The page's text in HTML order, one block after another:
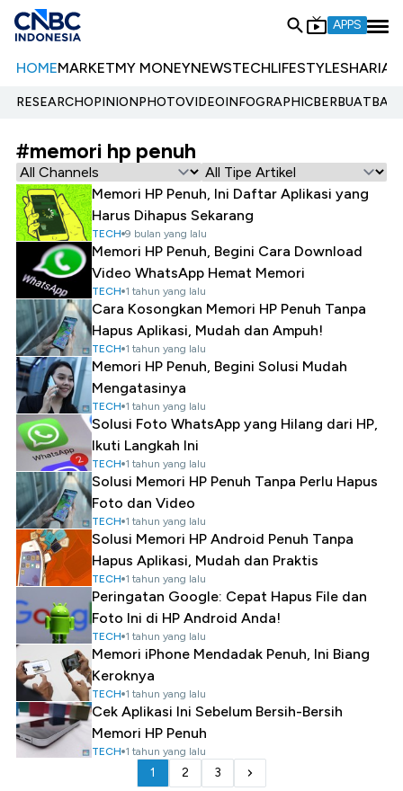
APPS
HOMEMARKETMY MONEYNEWSTECHLIFESTYLESHARIA
RESEARCHOPINIONPHOTOVIDEOINFOGRAPHIC
#memori hp penuh
Memori HP Penuh, Ini Daftar Aplikasi yang
Harus Dihapus Sekarang
TECH 9 bulan yang lalu
Memori HP Penuh, Begini Cara Download
Video WhatsApp Hemat Memori
TECH 1 tahun yang lalu
Cara Kosongkan Memori HP Penuh Tanpa
Hapus Aplikasi, Mudah dan Ampuh!
TECH 1 tahun yang lalu
Memori HP Penuh, Begini Solusi Mudah
Mengatasinya
TECH 1 tahun yang lalu
Solusi Foto WhatsApp yang Hilang dari HP,
Ikuti Langkah Ini
TECH 1 tahun yang lalu
Solusi Memori HP Penuh Tanpa Perlu Hapus
Foto dan Video
TECH 1 tahun yang lalu
Solusi Memori HP Android Penuh Tanpa
Hapus Aplikasi, Mudah dan Praktis
TECH 1 tahun yang lalu
Peringatan Google: Cepat Hapus File dan
Foto Ini di HP Android Anda!
TECH 1 tahun yang lalu
Memori iPhone Mendadak Penuh, Ini Biang
Keroknya
TECH 1 tahun yang lalu
Cek Aplikasi Ini Sebelum Bersih-Bersih
Memori HP Penuh
TECH 1 tahun yang lalu
1 2 3